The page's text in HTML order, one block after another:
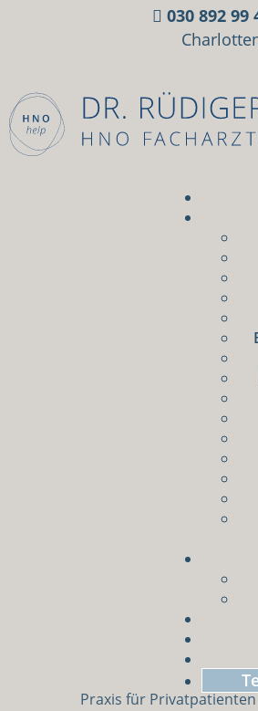
030 892 99
Praxis für